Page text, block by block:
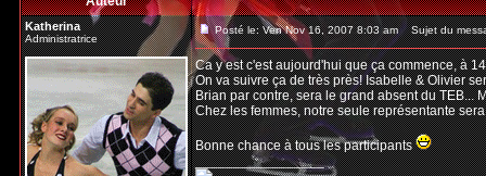
Katherina
Administratrice
Posté le: Ven Nov 16, 2007 8:03 am Sujet du
Ca y est c'est aujourd'hui que ça commence, à
On va suivre ça de très près! Isabelle & Olivier
Brian par contre, sera le grand absent du TEB...
Chez les femmes, notre seule représentante
Bonne chance à tous les participants
_________________